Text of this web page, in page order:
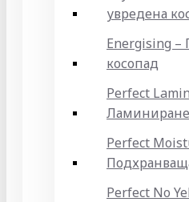
увредена
Energising –
косопад
Perfect
Perfect
Perfect No